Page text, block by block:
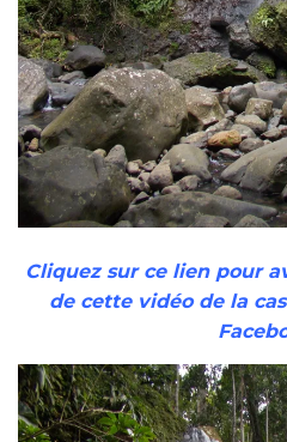
Cliquez sur ce lien pour
de cette vidéo de la